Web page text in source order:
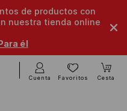
de productos con
nuestra tienda online
él
Cuenta Favoritos Cesta